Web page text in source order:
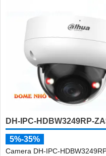
DH-IPC-HDBW3249RP-
5%-35%
Camera DH-IPC-